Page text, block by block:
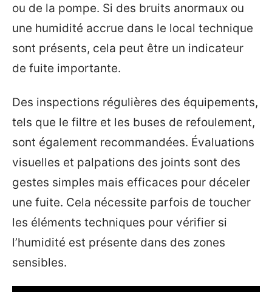
ou de la pompe. Si des bruits anormaux ou
une humidité accrue dans le local technique
sont présents, cela peut être un indicateur
de fuite importante.
Des inspections régulières des équipements,
tels que le filtre et les buses de refoulement,
sont également recommandées. Évaluations
visuelles et palpations des joints sont des
gestes simples mais efficaces pour déceler
une fuite. Cela nécessite parfois de toucher
les éléments techniques pour vérifier si
l’humidité est présente dans des zones
sensibles.